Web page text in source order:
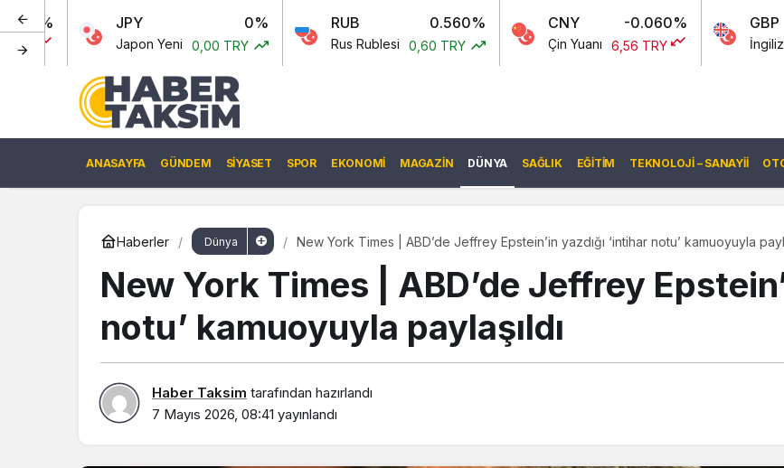
JPY
Japon Yeni 0,00 TRY
RUB 0.560%
Rus Rublesi 0,60 TRY
CNY -0.060%
Çin Yuanı 6,56 TRY
GBP -
İngiliz Sterlini
ANASAYFA GÜNDEM SIYASET SPOR EKONOMI MAGAZIN DÜNYA SAĞLIK EĞITIM TEKNOLOJI – SANAYII
Haberler Dünya New York Times | ABD’de Jeffrey Epstein’in yazdığı ‘intihar notu’ kamuoyuyla
New York Times | ABD’de Jeffrey
notu’ kamuoyuyla paylaşıldı
Haber Taksim tarafından hazırlandı
7 Mayıs 2026, 08:41 yayınlandı